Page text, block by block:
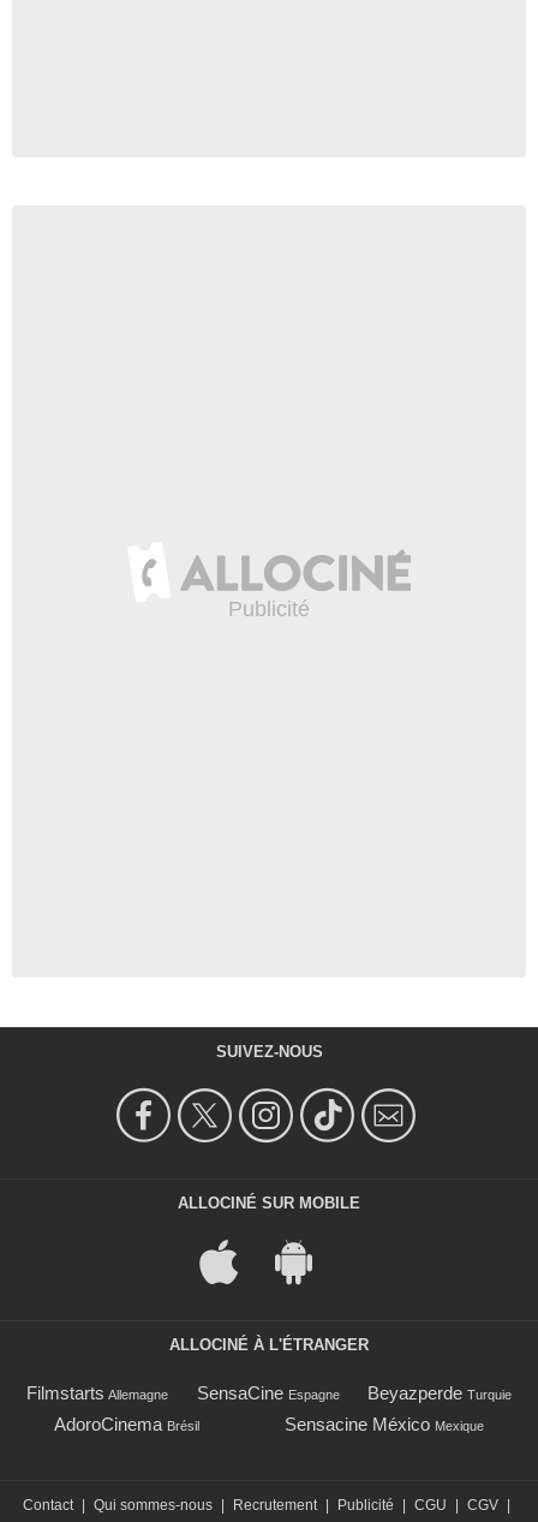
SUIVEZ-NOUS
ALLOCINÉ SUR MOBILE
ALLOCINÉ À L'ÉTRANGER
Filmstarts Allemagne SensaCine Espagne Beyazperde Turquie
AdoroCinema Brésil Sensacine México Mexique
Contact Qui sommes-nous Recrutement Publicité CGU CGV